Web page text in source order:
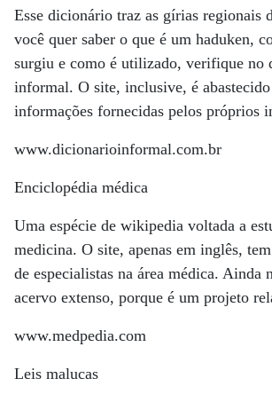
Esse dicionário traz as gírias regionais
você quer saber o que é um haduken,
surgiu e como é utilizado, verifique no
informal. O site, inclusive, é
informações fornecidas pelos próprios
www.dicionarioinformal.com.br
Enciclopédia médica
Uma espécie de wikipedia voltada a
medicina. O site, apenas em inglês,
de especialistas na área médica. Ainda
acervo extenso, porque é um projeto
www.medpedia.com
Leis malucas